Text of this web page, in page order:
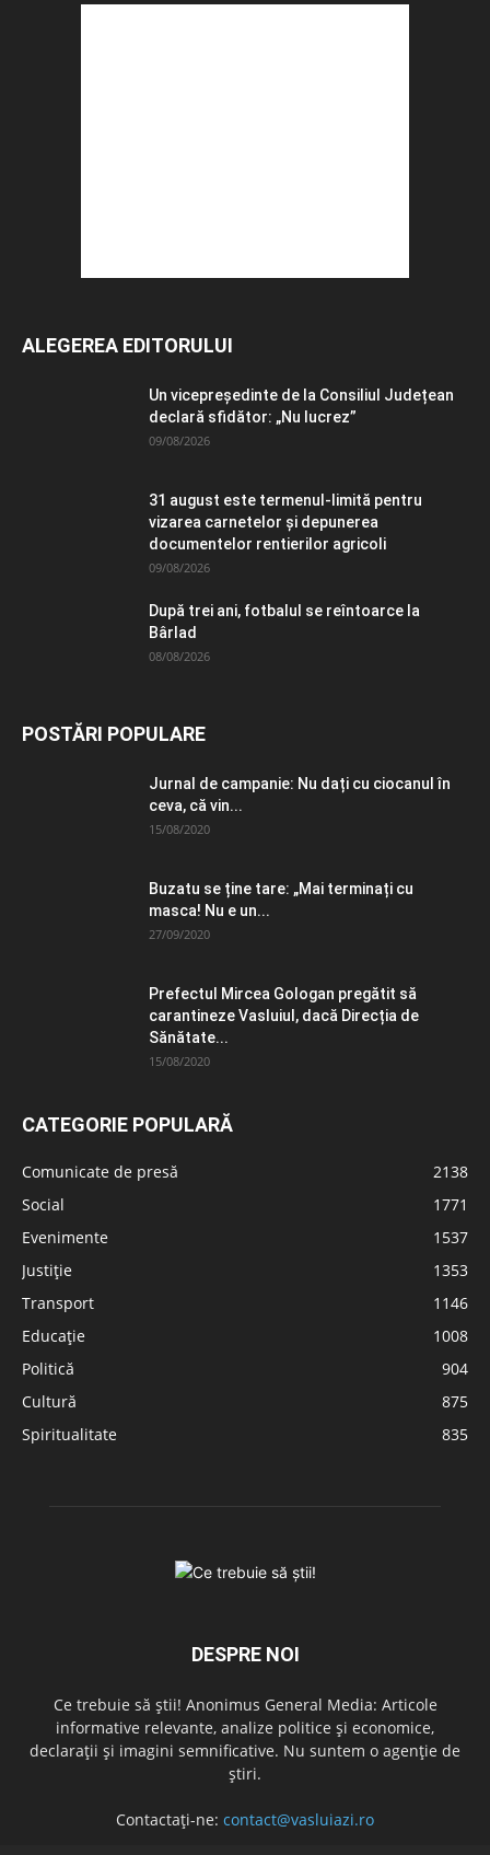
ALEGEREA EDITORULUI
Un vicepreședinte de la Consiliul Județean
declară sfidător: „Nu lucrez”
09/08/2026
31 august este termenul-limită pentru
vizarea carnetelor și depunerea
documentelor rentierilor agricoli
09/08/2026
După trei ani, fotbalul se reîntoarce la
Bârlad
08/08/2026
POSTĂRI POPULARE
Jurnal de campanie: Nu dați cu ciocanul în
ceva, că vin...
15/08/2020
Buzatu se ține tare: „Mai terminați cu
masca! Nu e un...
27/09/2020
Prefectul Mircea Gologan pregătit să
carantineze Vasluiul, dacă Direcția de
Sănătate...
15/08/2020
CATEGORIE POPULARĂ
Comunicate de presă
2138
Social
1771
Evenimente
1537
Justiție
1353
Transport
1146
Educație
1008
Politică
904
Cultură
875
Spiritualitate
835
DESPRE NOI
Ce trebuie să știi! Anonimus General Media: Articole
informative relevante, analize politice și economice,
declarații și imagini semnificative. Nu suntem o agenție de
știri.
Contactați-ne: contact@vasluiazi.ro